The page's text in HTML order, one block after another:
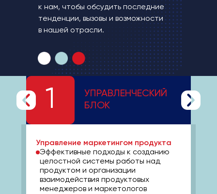
к нам, чтобы обсудить последние
тенденции, вызовы и возможности
в нашей отрасли.
Управление маркетингом продукта
Эффективные подходы к созданию
целостной системы работы над
продуктом и организации
взаимодействия продуктовых
менеджеров и маркетологов
1
УПРАВЛЕНЧЕСКИЙ
БЛОК